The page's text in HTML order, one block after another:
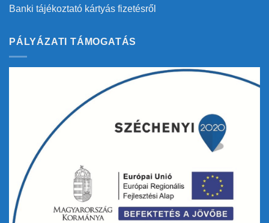
Banki tájékoztató kártyás fizetésről
PÁLYÁZATI TÁMOGATÁS